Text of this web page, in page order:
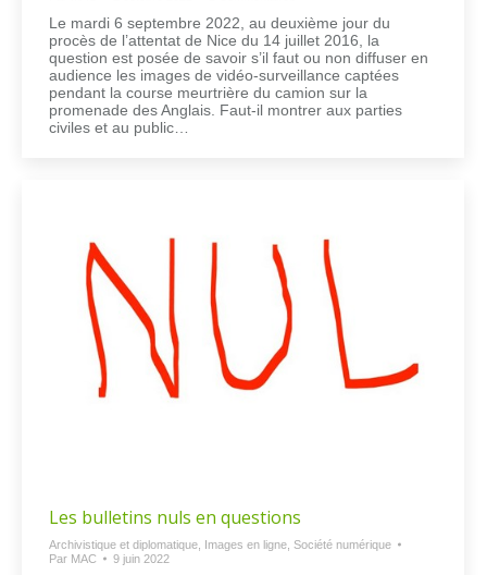
Le mardi 6 septembre 2022, au deuxième jour du
procès de l’attentat de Nice du 14 juillet 2016, la
question est posée de savoir s’il faut ou non diffuser en
audience les images de vidéo-surveillance captées
pendant la course meurtrière du camion sur la
promenade des Anglais. Faut-il montrer aux parties
civiles et au public…
Les bulletins nuls en questions
Archivistique et diplomatique Images en ligne Société numérique
Par MAC 9 juin 2022